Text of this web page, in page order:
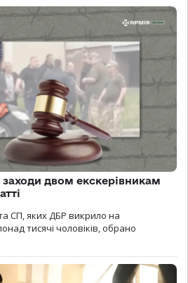
двом екскерівникам
СП, яких ДБР викрило на
тисячі чоловіків, обрано